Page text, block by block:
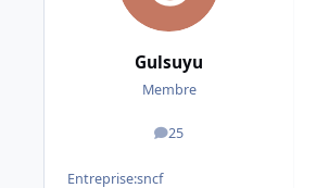
Gulsuyu
Membre
25
messages
Entreprise:sncf